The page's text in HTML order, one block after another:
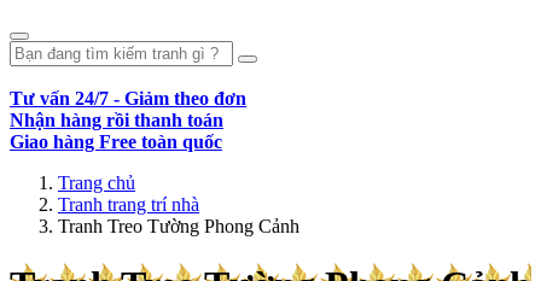
Tư vấn 24/7 - Giảm theo đơn
Nhận hàng rồi thanh toán
Giao hàng Free toàn quốc
Trang chủ
Tranh trang trí nhà
Tranh Treo Tường Phong Cảnh